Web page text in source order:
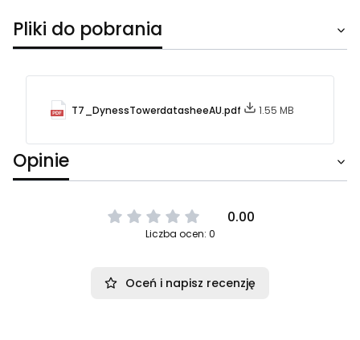
Pliki do pobrania
T7_DynessTowerdatasheeAU.pdf 1.55 MB
Opinie
0.00
Liczba ocen: 0
Oceń i napisz recenzję